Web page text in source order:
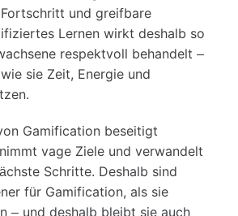
und greifbare
Lernen wirkt deshalb so
respektvoll behandelt –
sie Zeit, Energie und
Gamification beseitigt
vage Ziele und verwandelt
Schritte. Deshalb sind
für Gamification, als sie
– und deshalb bleibt sie auch